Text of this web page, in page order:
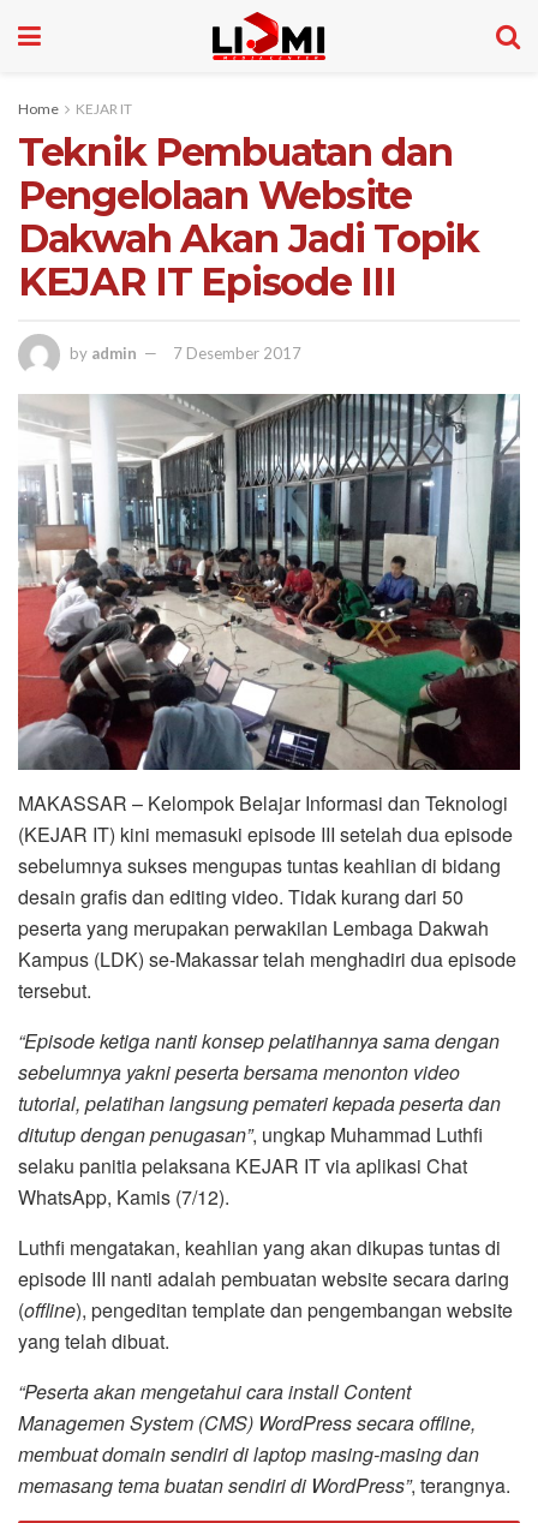
Home KEJAR IT
Teknik Pembuatan dan
Pengelolaan Website
Dakwah Akan Jadi Topik
KEJAR IT Episode III
by admin 7 Desember 2017
MAKASSAR – Kelompok Belajar Informasi dan Teknologi
(KEJAR IT) kini memasuki episode III setelah dua episode
sebelumnya sukses mengupas tuntas keahlian di bidang
desain grafis dan editing video. Tidak kurang dari 50
peserta yang merupakan perwakilan Lembaga Dakwah
Kampus (LDK) se-Makassar telah menghadiri dua episode
tersebut.
“Episode ketiga nanti konsep pelatihannya sama dengan
sebelumnya yakni peserta bersama menonton video
tutorial, pelatihan langsung pemateri kepada peserta dan
ditutup dengan penugasan”, ungkap Muhammad Luthfi
selaku panitia pelaksana KEJAR IT via aplikasi Chat
WhatsApp, Kamis (7/12).
Luthfi mengatakan, keahlian yang akan dikupas tuntas di
episode III nanti adalah pembuatan website secara daring
(offline), pengeditan template dan pengembangan website
yang telah dibuat.
“Peserta akan mengetahui cara install Content
Managemen System (CMS) WordPress secara offline,
membuat domain sendiri di laptop masing-masing dan
memasang tema buatan sendiri di WordPress”, terangnya.